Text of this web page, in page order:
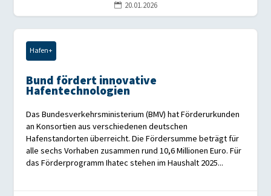
 20.01.2026
Hafen+
Bund fördert innovative
Hafentechnologien
Das Bundesverkehrsministerium (BMV) hat Förderurkunden
an Konsortien aus verschiedenen deutschen
Hafenstandorten überreicht. Die Fördersumme beträgt für
alle sechs Vorhaben zusammen rund 10,6 Millionen Euro. Für
das Förderprogramm Ihatec stehen im Haushalt 2025...